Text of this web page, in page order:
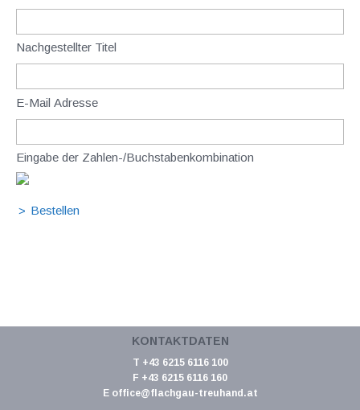
Nachgestellter Titel
E-Mail Adresse
Eingabe der Zahlen-/Buchstabenkombination
KONTAKTDATEN
T +43 6215 6116 100
F +43 6215 6116 160
E office@flachgau-treuhand.at